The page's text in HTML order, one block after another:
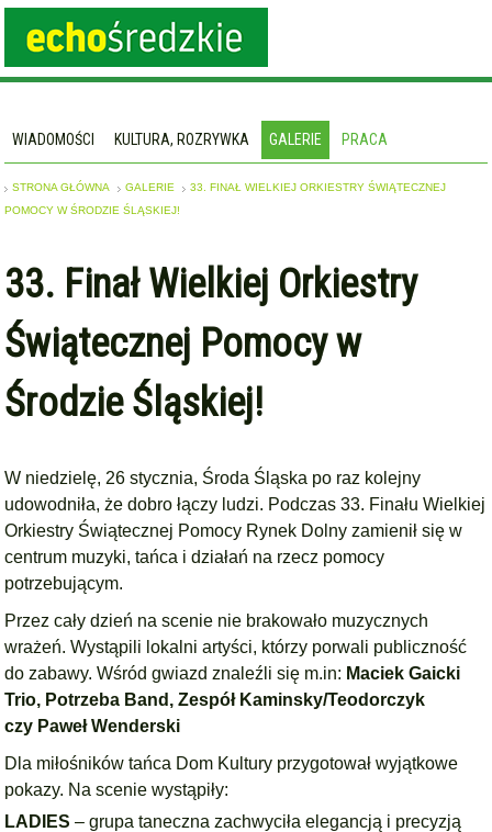
WIADOMOŚCI KULTURA, ROZRYWKA GALERIE PRACA
STRONA GŁÓWNA GALERIE
33. FINAŁ WIELKIEJ ORKIESTRY ŚWIĄTECZNEJ
POMOCY W ŚRODZIE ŚLĄSKIEJ!
33. Finał Wielkiej Orkiestry
Świątecznej Pomocy w
Środzie Śląskiej!
W niedzielę, 26 stycznia, Środa Śląska po raz kolejny
udowodniła, że dobro łączy ludzi. Podczas 33. Finału Wielkiej
Orkiestry Świątecznej Pomocy Rynek Dolny zamienił się w
centrum muzyki, tańca i działań na rzecz pomocy
potrzebującym.
Przez cały dzień na scenie nie brakowało muzycznych
wrażeń. Wystąpili lokalni artyści, którzy porwali publiczność
do zabawy. Wśród gwiazd znaleźli się m.in: Maciek Gaicki
Trio, Potrzeba Band,Zespół Kaminsky/Teodorczyk
czy Paweł Wenderski
Dla miłośników tańca Dom Kultury przygotował wyjątkowe
pokazy. Na scenie wystąpiły:
LADIES – grupa taneczna zachwyciła elegancją i precyzją